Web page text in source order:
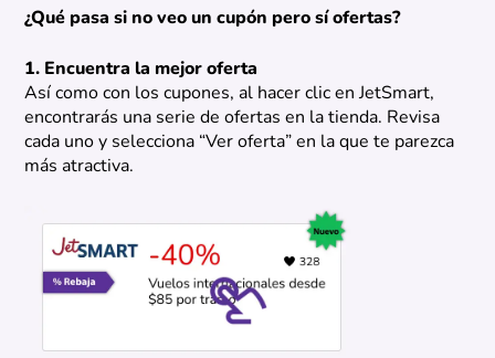
¿Qué pasa si no veo un cupón pero sí ofertas?
1. Encuentra la mejor oferta
Así como con los cupones, al hacer clic en JetSmart,
encontrarás una serie de ofertas en la tienda. Revisa
cada uno y selecciona “Ver oferta” en la que te parezca
más atractiva.